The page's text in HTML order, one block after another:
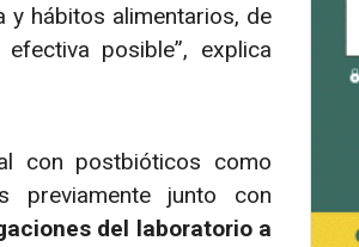
y hábitos alimentarios, de
posible”, explica
con postbióticos como
previamente junto con
del laboratorio a